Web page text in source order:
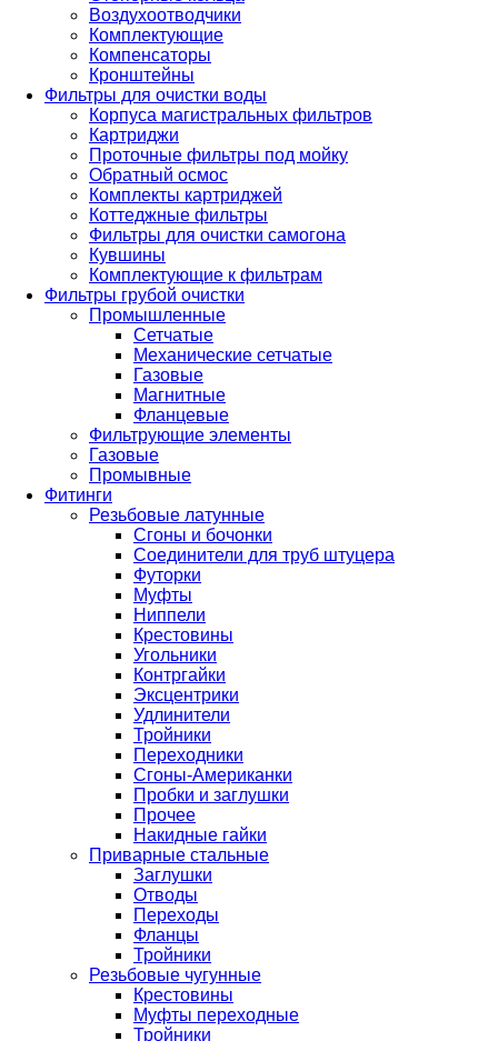
Воздухоотводчики
Комплектующие
Компенсаторы
Кронштейны
Фильтры для очистки воды
Корпуса магистральных фильтров
Картриджи
Проточные фильтры под мойку
Обратный осмос
Комплекты картриджей
Коттеджные фильтры
Фильтры для очистки самогона
Кувшины
Комплектующие к фильтрам
Фильтры грубой очистки
Промышленные
Сетчатые
Механические сетчатые
Газовые
Магнитные
Фланцевые
Фильтрующие элементы
Газовые
Промывные
Фитинги
Резьбовые латунные
Сгоны и бочонки
Соединители для труб штуцера
Футорки
Муфты
Ниппели
Крестовины
Угольники
Контргайки
Эксцентрики
Удлинители
Тройники
Переходники
Сгоны-Американки
Пробки и заглушки
Прочее
Накидные гайки
Приварные стальные
Заглушки
Отводы
Переходы
Фланцы
Тройники
Резьбовые чугунные
Крестовины
Муфты переходные
Тройники